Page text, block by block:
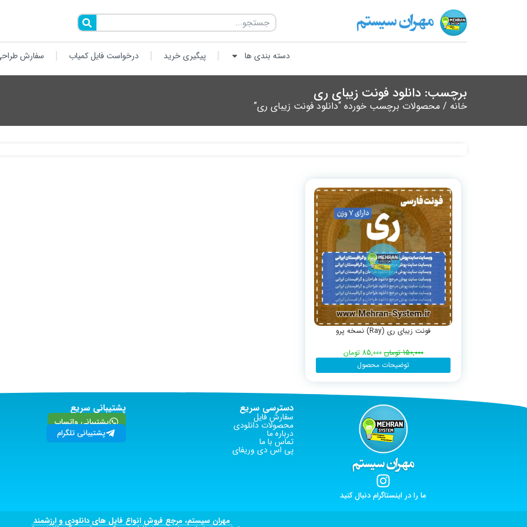
دسته بندی ها پیگیری خرید درخواست فایل کمیاب سفارش
برچسب: دانلود فونت زیبای ری
خانه / محصولات برچسب خورده “دانلود فونت زیبای ری”
فونت زیبای ری (Ray) نسخه پرو
150,000 تومان 85,000 تومان
توضیحات محصول
ما را در اینستاگرام دنبال کنید
دسترسی سریع
سفارش فایل
محصولات دانلودی
درباره ما
تماس با ما
پی اس دی وریفای
پشتیبانی سریع
پشتیبانی واتساپ
پشتیبانی تلگرام
مهران سیستم، مرجع فروش انواع فایل های دانلودی و ارزشمند